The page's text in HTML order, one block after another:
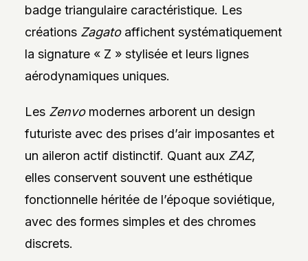
badge triangulaire caractéristique. Les
créations Zagatoaffichent systématiquement
la signature « Z » stylisée et leurs lignes
aérodynamiques uniques.
Les Zenvomodernes arborent un design
futuriste avec des prises d’air imposantes et
un aileron actif distinctif. Quant aux ZAZ,
elles conservent souvent une esthétique
fonctionnelle héritée de l’époque soviétique,
avec des formes simples et des chromes
discrets.